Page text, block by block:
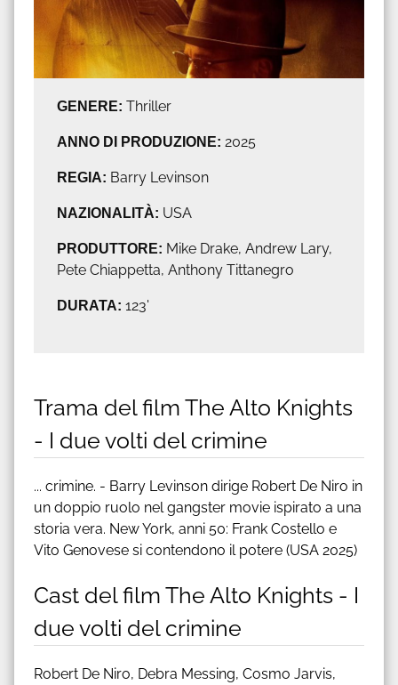
GENERE: Thriller
ANNO DI PRODUZIONE: 2025
REGIA: Barry Levinson
NAZIONALITÀ: USA
PRODUTTORE: Mike Drake, Andrew Lary,
Pete Chiappetta, Anthony Tittanegro
DURATA: 123'
Trama del film The Alto Knights
- I due volti del crimine
... crimine. - Barry Levinson dirige Robert De Niro in
un doppio ruolo nel gangster movie ispirato a una
storia vera. New York, anni 50: Frank Costello e
Vito Genovese si contendono il potere (USA 2025)
Cast del film The Alto Knights - I
due volti del crimine
Robert De Niro, Debra Messing, Cosmo Jarvis,